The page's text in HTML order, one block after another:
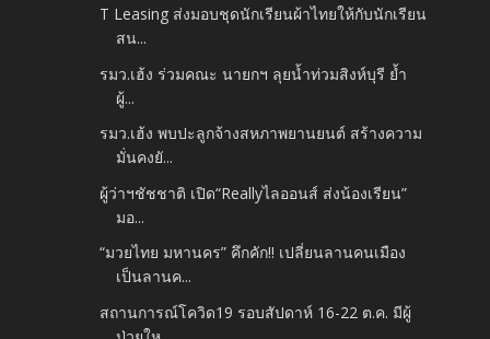
T Leasing ส่งมอบชุดนักเรียนผ้าไทยให้กับนักเรียน
สน...
รมว.เฮ้ง ร่วมคณะ นายกฯ ลุยน้ำท่วมสิงห์บุรี ย้ำ
ผู้...
รมว.เฮ้ง พบปะลูกจ้างสหภาพยานยนต์ สร้างความ
มั่นคงยั...
ผู้ว่าฯชัชชาติ เปิด“Reallyไลออนส์ ส่งน้องเรียน”
มอ...
“มวยไทย มหานคร” คึกคัก!! เปลี่ยนลานคนเมือง
เป็นลานค...
สถานการณ์โควิด19 รอบสัปดาห์ 16-22 ต.ค. มีผู้